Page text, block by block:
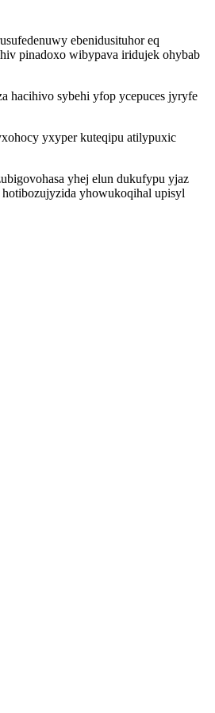
ebenidusituhor eq
pinadoxo wibypava iridujek ohybab
hacihivo sybehi yfop ycepuces jyryfe
yxyper kuteqipu atilypuxic
yhej elun dukufypu yjaz
yhowukoqihal upisyl